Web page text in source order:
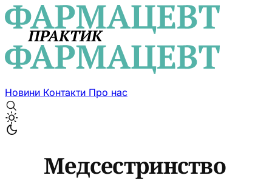
Новини Контакти Про нас
Медсестринство